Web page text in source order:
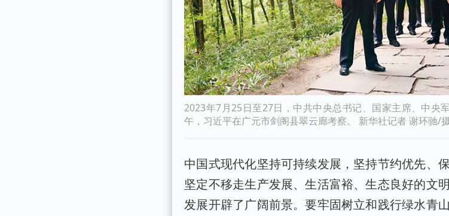
2023年7月25日至27日，中共中央总书记、国家主席、中央
午，习近平在广元市剑阁县翠云廊考察。 新华社记者 谢环驰/
中国式现代化坚持可持续发展，坚持节约优先、
坚定不移走生产发展、生活富裕、生态良好的文
发展开辟了广阔前景。要牢固树立和践行绿水青